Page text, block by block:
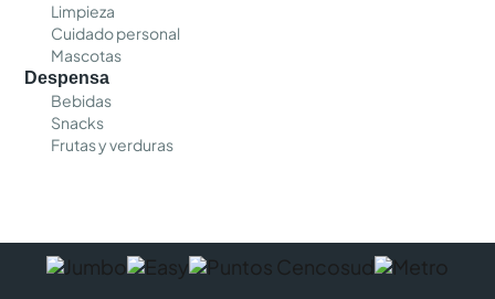
Limpieza
Cuidado personal
Mascotas
Despensa
Bebidas
Snacks
Frutas y verduras